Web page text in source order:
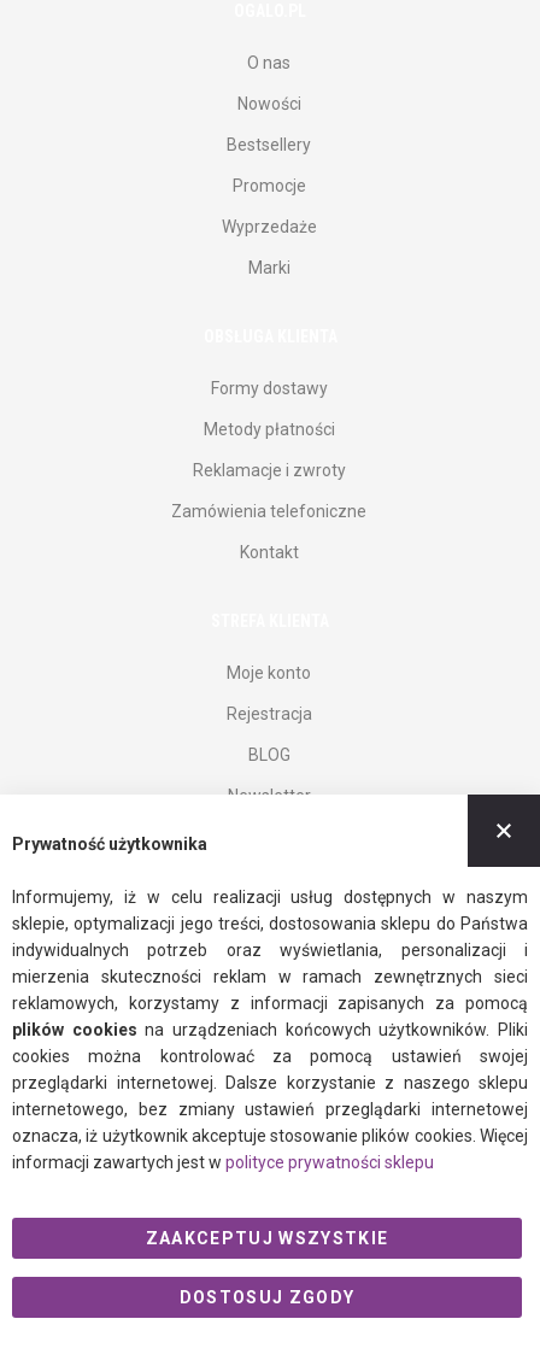
O nas
Nowości
Bestsellery
Promocje
Wyprzedaże
Marki
Formy dostawy
Metody płatności
Reklamacje i zwroty
Zamówienia telefoniczne
Kontakt
Moje konto
Rejestracja
BLOG
Newsletter
facebookinstagram
twitter
© 2021 Ogalo.pl
Prywatność użytkownika
Informujemy, iż w celu realizacji usług dostępnych w naszym
sklepie, optymalizacji jego treści, dostosowania sklepu do Państwa
indywidualnych potrzeb oraz wyświetlania, personalizacji i
mierzenia skuteczności reklam w ramach zewnętrznych sieci
reklamowych, korzystamy z informacji zapisanych za pomocą
plików cookiesna urządzeniach końcowych użytkowników. Pliki
cookies można kontrolować za pomocą ustawień swojej
przeglądarki internetowej. Dalsze korzystanie z naszego sklepu
internetowego, bez zmiany ustawień przeglądarki internetowej
oznacza, iż użytkownik akceptuje stosowanie plików cookies. Więcej
informacji zawartych jest w polityce prywatności sklepu
ZAAKCEPTUJ WSZYSTKIE
DOSTOSUJ ZGODY